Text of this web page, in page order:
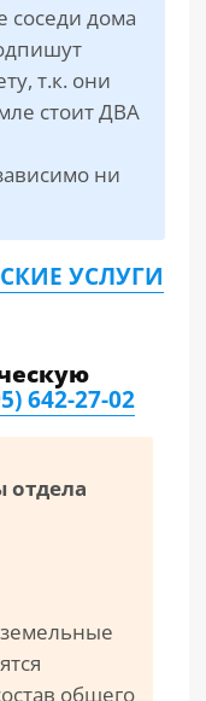
соседи дома
т.к. они
стоит ДВА
ни
УСЛУГИ
642-27-02
отдела
общего